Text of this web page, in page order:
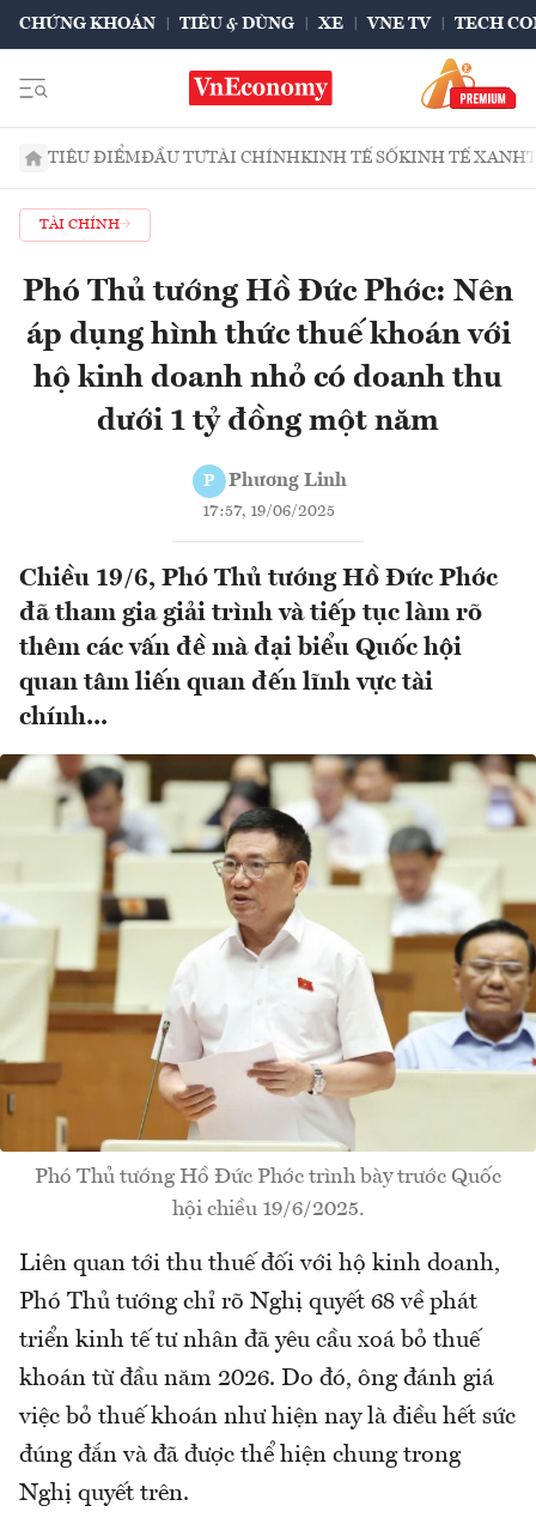
CHỨNG KHOÁN TIÊU & DÙNG XE VNE TV TECH
TIÊU ĐIỂMĐẦU TƯTÀI CHÍNHKINH TẾ SỐKINH TẾ XANH
TÀI CHÍNH
Phó Thủ tướng Hồ Đức Phớc: Nên
áp dụng hình thức thuế khoán với
hộ kinh doanh nhỏ có doanh thu
dưới 1 tỷ đồng một năm
P Phương Linh
17:57, 19/06/2025
Chiều 19/6, Phó Thủ tướng Hồ Đức Phớc
đã tham gia giải trình và tiếp tục làm rõ
thêm các vấn đề mà đại biểu Quốc hội
quan tâm liến quan đến lĩnh vực tài
chính...
Phó Thủ tướng Hồ Đức Phớc trình bày trước Quốc
hội chiều 19/6/2025.
Liên quan tới thu thuế đối với hộ kinh doanh,
Phó Thủ tướng chỉ rõ Nghị quyết 68 về phát
triển kinh tế tư nhân đã yêu cầu xoá bỏ thuế
khoán từ đầu năm 2026. Do đó, ông đánh giá
việc bỏ thuế khoán như hiện nay là điều hết sức
đúng đắn và đã được thể hiện chung trong
Nghị quyết trên.